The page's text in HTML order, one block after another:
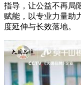
指导，让公益不再局
赋能，以专业力量助
度延伸与长效落地。